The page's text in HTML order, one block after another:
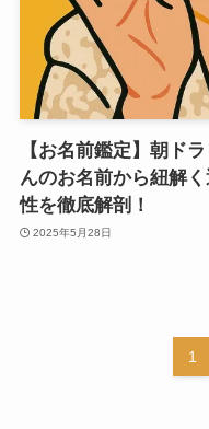
【お名前鑑定】朝ド
んのお名前から紐解
性を徹底解剖！
2025年5月28日
1